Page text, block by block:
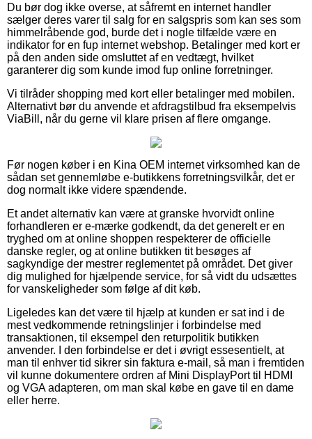
Du bør dog ikke overse, at såfremt en internet handler
sælger deres varer til salg for en salgspris som kan ses som
himmelråbende god, burde det i nogle tilfælde være en
indikator for en fup internet webshop. Betalinger med kort er
på den anden side omsluttet af en vedtægt, hvilket
garanterer dig som kunde imod fup online forretninger.
Vi tilråder shopping med kort eller betalinger med mobilen.
Alternativt bør du anvende et afdragstilbud fra eksempelvis
ViaBill, når du gerne vil klare prisen af flere omgange.
Før nogen køber i en Kina OEM internet virksomhed kan de
sådan set gennemløbe e-butikkens forretningsvilkår, det er
dog normalt ikke videre spændende.
Et andet alternativ kan være at granske hvorvidt online
forhandleren er e-mærke godkendt, da det generelt er en
tryghed om at online shoppen respekterer de officielle
danske regler, og at online butikken tit besøges af
sagkyndige der mestrer reglementet på området. Det giver
dig mulighed for hjælpende service, for så vidt du udsættes
for vanskeligheder som følge af dit køb.
Ligeledes kan det være til hjælp at kunden er sat ind i de
mest vedkommende retningslinjer i forbindelse med
transaktionen, til eksempel den returpolitik butikken
anvender. I den forbindelse er det i øvrigt essesentielt, at
man til enhver tid sikrer sin faktura e-mail, så man i fremtiden
vil kunne dokumentere ordren af Mini DisplayPort til HDMI
og VGA adapteren, om man skal købe en gave til en dame
eller herre.